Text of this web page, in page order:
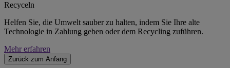
Recyceln
Helfen Sie, die Umwelt sauber zu halten, indem Sie Ihre alte
Technologie in Zahlung geben oder dem Recycling zuführen.
Mehr erfahren
Zurück zum Anfang